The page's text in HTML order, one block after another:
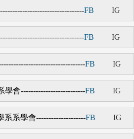
FB IG
FB IG
FB IG
學會--------------------------FB IG
系系學會--------------------FB IG